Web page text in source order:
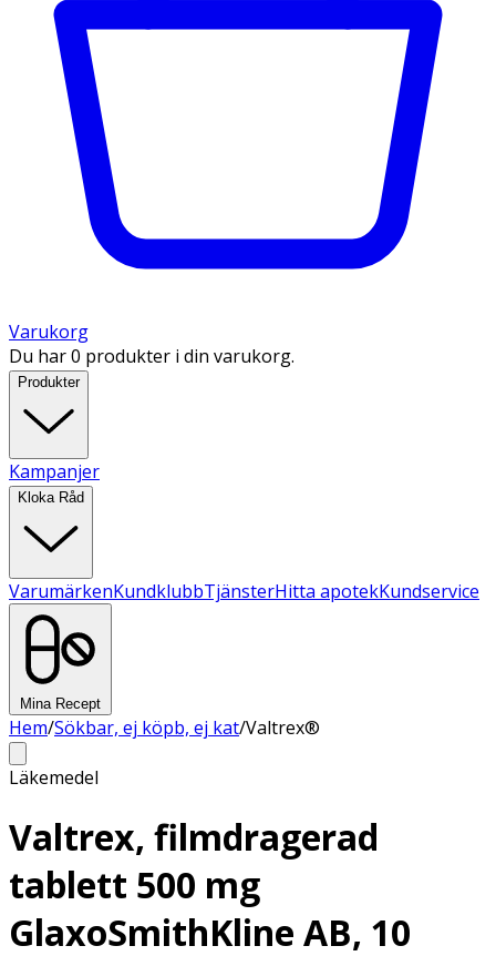
Varukorg
Du har 0 produkter i din varukorg.
Produkter
Kampanjer
Kloka Råd
VarumärkenKundklubbTjänsterHitta apotekKundservice
Mina Recept
Hem/Sökbar, ej köpb, ej kat/Valtrex®
Läkemedel
Valtrex, filmdragerad
tablett 500 mg
GlaxoSmithKline AB, 10